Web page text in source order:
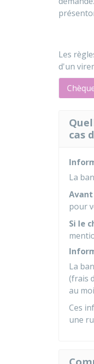
Les
d'un
cas
La
pour
Si le
La
(frais
au
Ces
une